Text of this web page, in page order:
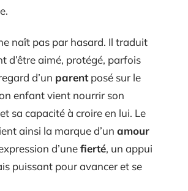
naît pas par hasard. Il traduit
d’être aimé, protégé, parfois
d’un parentposé sur le
enfant vient nourrir son
et sa capacité à croire en lui. Le
ainsi la marque d’un amour
d’unefierté, un appui
puissant pour avancer et se